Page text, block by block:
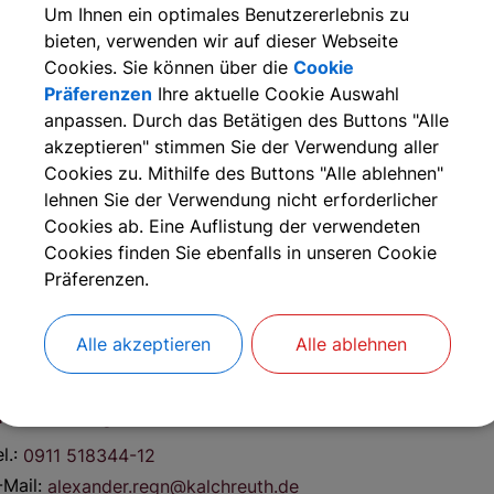
werden. In diesem Fall ergeht eine isolierte
wenn für Ihr Vorhaben die Abweichung von örtlichen
öffentlich-rechtlichen Vorgaben im Übrigen einhalten.
Abweichung von örtlichen Bauvorschriften ist eine
Voraussetzungen für die Abweichung kann also
Weitere Informationen
0911 518344-12
alexander.regn@kalchreuth.de
Um Ihnen ein optimales Benutzererlebnis zu
bieten, verwenden wir auf dieser Webseite
Cookies. Sie können über die Cookie
Präferenzen Ihre aktuelle Cookie Auswahl
anpassen. Durch das Betätigen des Buttons "Alle
akzeptieren" stimmen Sie der Verwendung aller
Cookies zu. Mithilfe des Buttons "Alle ablehnen"
lehnen Sie der Verwendung nicht erforderlicher
Cookies ab. Eine Auflistung der verwendeten
Cookies finden Sie ebenfalls in unseren Cookie
Präferenzen.
Alle akzeptieren Alle ablehnen